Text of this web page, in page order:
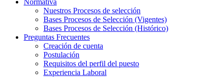
Nuestros Procesos de selección
Bases Procesos de Selección (Vigentes)
Bases Procesos de Selección (Histórico)
Preguntas Frecuentes
Creación de cuenta
Postulación
Requisitos del perfil del puesto
Experiencia Laboral